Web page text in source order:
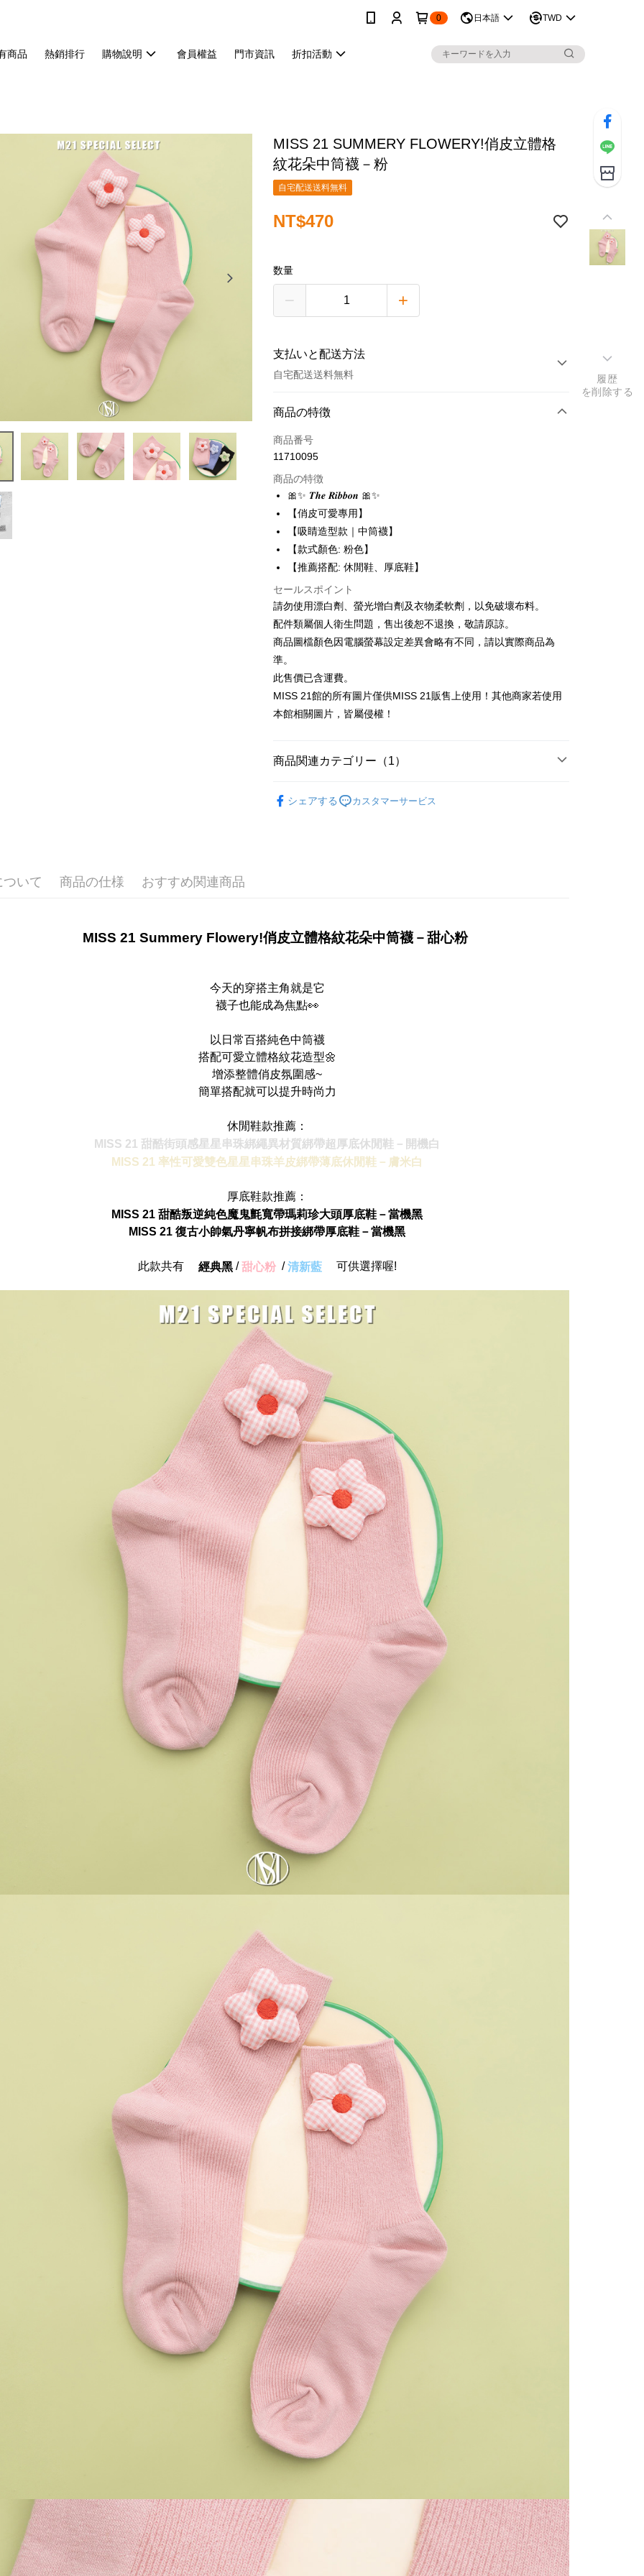
0 日本語 TWD
商品 熱銷排行 購物說明 會員權益 門市資訊 折扣活動
MISS 21 SUMMERY FLOWERY!俏皮立體格
紋花朵中筒襪－粉
自宅配送送料無料
NT$470
数量
支払いと配送方法
自宅配送送料無料
お支払い方法
クレジットカード1回払い
クレジットカード分割払い
3回払い、金利0、毎回
合作金庫商業銀行
華南商業銀行
上海商業儲蓄銀行
国泰世華商業銀行
台湾中小企業銀行
HSBC(台湾)商業銀行
聯邦商業銀行
遠東国際商業銀行
玉山商業銀行
星展(台湾)商業銀行
台新國際商業銀行
中国信託商業銀行
6回払い、金利0、毎回
合作金庫商業銀行
華南商業銀行
上海商業儲蓄銀行
国泰世華商業銀行
台湾中小企業銀行
HSBC(台湾)商業銀行
華泰商業銀行
聯邦商業銀行
遠東国際商業銀行
元大商業銀行
永豐商業銀行
玉山商業銀行
台湾楽天クレジットカード会社
12回払い、金利0、毎回
合作金庫商業銀行
華南商業銀行
国泰世華商業銀行
台湾中小企業銀行
台中商業銀行
HSBC(台湾)商業銀行
華泰商業銀行
聯邦商業銀行
遠東国際商業銀行
玉山商業銀行
台湾楽天クレジットカード会社
LINE Pay
JKOPAY
Easy Wallet
Google Pay
宅配
商品の特徴
商品番号
11710095
商品の特徴
🎀✨ 𝑻𝒉𝒆 𝑹𝒊𝒃𝒃𝒐𝒏 🎀✨
【俏皮可愛專用】
【吸睛造型款｜中筒襪】
【款式顏色: 粉色】
【推薦搭配: 休閒鞋、厚底鞋】
セールスポイント
請勿使用漂白劑、螢光增白劑及衣物柔軟劑，以免破壞布料。
配件類屬個人衛生問題，售出後恕不退換，敬請原諒。
商品圖檔顏色因電腦螢幕設定差異會略有不同，請以實際商品為
準。
此售價已含運費。
MISS 21館的所有圖片僅供MISS 21販售上使用！其他商家若使用
本館相關圖片，皆屬侵權！
商品関連カテゴリー（1）
シェアする
カスタマーサービス
いて 商品の仕様 おすすめ関連商品
MISS 21 Summery Flowery!俏皮立體格紋花朵中筒襪－甜心粉
今天的穿搭主角就是它
襪子也能成為焦點👀
以日常百搭純色中筒襪
搭配可愛立體格紋花造型🌼
增添整體俏皮氛圍感~
簡單搭配就可以提升時尚力
休閒鞋款推薦：
MISS 21 甜酷街頭感星星串珠綁繩異材質綁帶超厚底休閒鞋－開機白
MISS 21 率性可愛雙色星星串珠羊皮綁帶薄底休閒鞋－膚米白
厚底鞋款推薦：
MISS 21 甜酷叛逆純色魔鬼氈寬帶瑪莉珍大頭厚底鞋－當機黑
MISS 21 復古小帥氣丹寧帆布拼接綁帶厚底鞋－當機黑
此款共有 經典黑/甜心粉 /清新藍 可供選擇喔!
履歴
を削除する